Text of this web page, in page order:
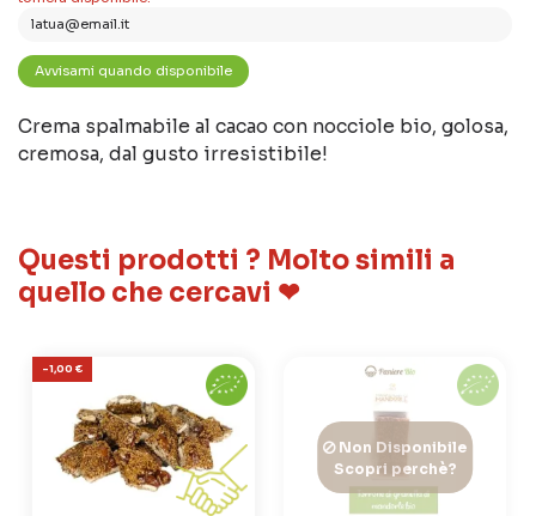
Crema spalmabile al cacao con nocciole bio, golosa,
cremosa, dal gusto irresistibile!
Questi prodotti ? Molto simili a
quello che cercavi ❤
-1,00 €
Non Disponibile
Scopri perchè?